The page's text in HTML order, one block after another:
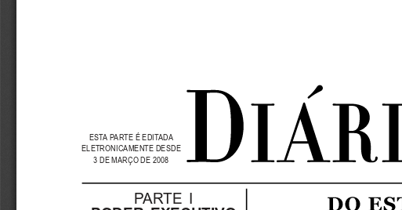
ESTA PARTE É EDITADA
ELETRONICAMENTE DESDE
3 DE MARÇO DE 2008
PARTE  I